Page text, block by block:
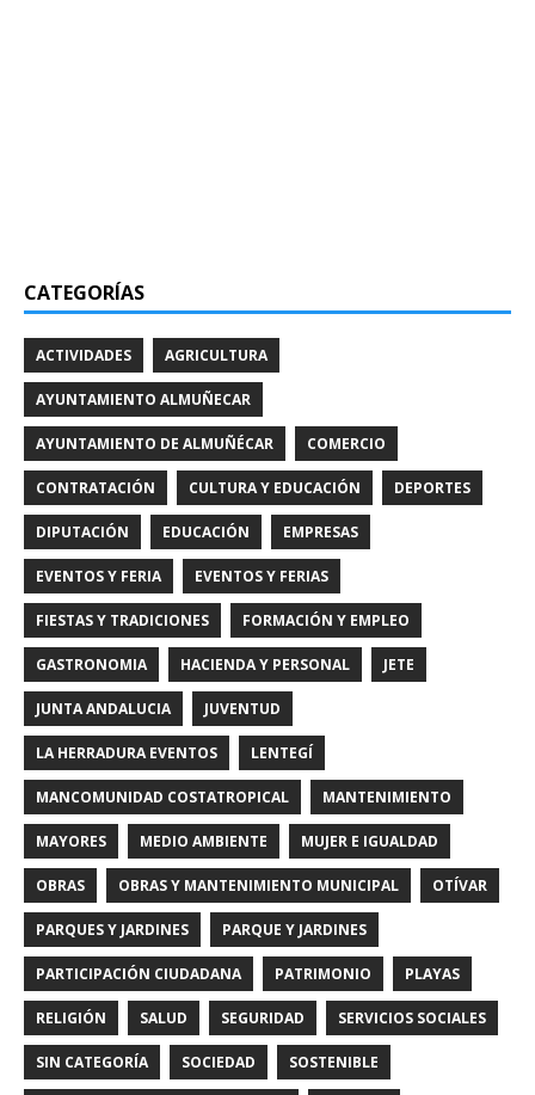
CATEGORÍAS
ACTIVIDADES AGRICULTURA
AYUNTAMIENTO ALMUÑECAR
AYUNTAMIENTO DE ALMUÑÉCAR COMERCIO
CONTRATACIÓN CULTURA Y EDUCACIÓN DEPORTES
DIPUTACIÓN EDUCACIÓN EMPRESAS
EVENTOS Y FERIA EVENTOS Y FERIAS
FIESTAS Y TRADICIONES FORMACIÓN Y EMPLEO
GASTRONOMIA HACIENDA Y PERSONAL JETE
JUNTA ANDALUCIA JUVENTUD
LA HERRADURA EVENTOS LENTEGÍ
MANCOMUNIDAD COSTATROPICAL MANTENIMIENTO
MAYORES MEDIO AMBIENTE MUJER E IGUALDAD
OBRAS OBRAS Y MANTENIMIENTO MUNICIPAL OTÍVAR
PARQUES Y JARDINES PARQUE Y JARDINES
PARTICIPACIÓN CIUDADANA PATRIMONIO PLAYAS
RELIGIÓN SALUD SEGURIDAD SERVICIOS SOCIALES
SIN CATEGORÍA SOCIEDAD SOSTENIBLE